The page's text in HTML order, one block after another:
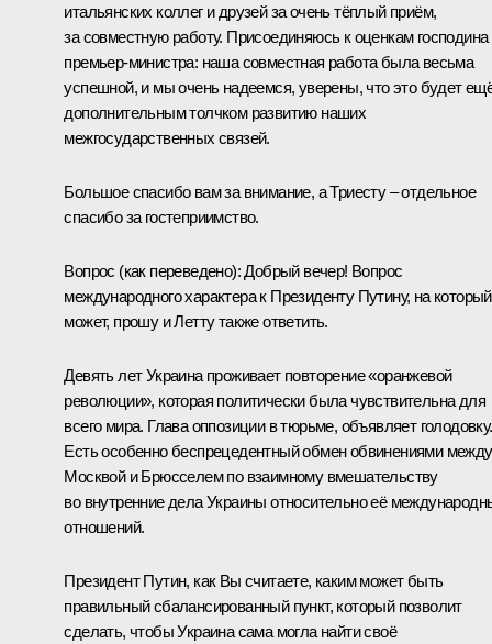
итальянских коллег и друзей за очень тёплый приём,
за совместную работу. Присоединяюсь к оценкам господина
премьер-министра: наша совместная работа была весьма
успешной, и мы очень надеемся, уверены, что это будет
дополнительным толчком развитию наших
межгосударственных связей.
Большое спасибо вам за внимание, а Триесту – отдельное
спасибо за гостеприимство.
Вопрос (как переведено):Добрый вечер! Вопрос
международного характера к Президенту Путину, на
может, прошу и Летту также ответить.
Девять лет Украина проживает повторение «оранжевой
революции», которая политически была чувствительна для
всего мира. Глава оппозиции в тюрьме, объявляет голодовку.
Есть особенно беспрецедентный обмен обвинениями между
Москвой и Брюсселем по взаимному вмешательству
во внутренние дела Украины относительно её
отношений.
Президент Путин, как Вы считаете, каким может быть
правильный сбалансированный пункт, который позволит
сделать, чтобы Украина сама могла найти своё